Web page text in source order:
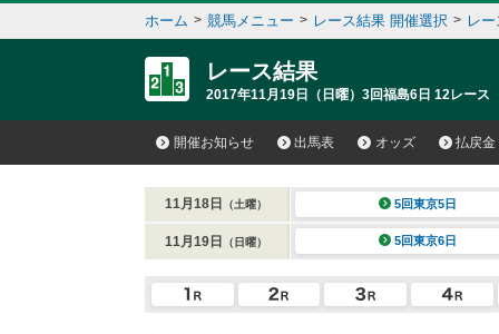
ホーム > 競馬メニュー > レース結果 開催選択 > レ
レース結果
2017年11月19日（日曜）3回福島6日 12レース
開催お知らせ 出馬表 オッズ 払戻金
11月18日 （土曜） 5回東京5日
11月19日 （日曜） 5回東京6日